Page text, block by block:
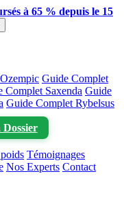
à 65 % depuis le 15
Guide Complet
Complet Saxenda Guide
Guide Complet Rybelsus
Témoignages
Nos Experts Contact